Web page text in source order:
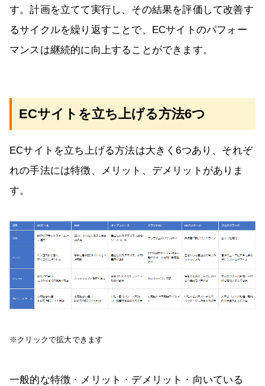
す。計画を立てて実行し、その結果を評価して改善す
るサイクルを繰り返すことで、ECサイトのパフォー
マンスは継続的に向上することができます。
ECサイトを立ち上げる方法6つ
ECサイトを立ち上げる方法は大きく6つあり、それぞ
れの手法には特徴、メリット、デメリットがありま
す。
※クリックで拡大できます
一般的な特徴・メリット・デメリット・向いている